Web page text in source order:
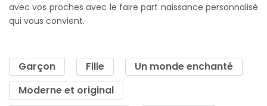
avec vos proches avec le faire part naissance personnalisé
qui vous convient.
Garçon Fille
Un monde enchanté
Moderne et original